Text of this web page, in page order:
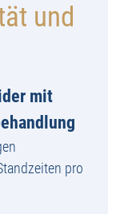
und
mit
pro